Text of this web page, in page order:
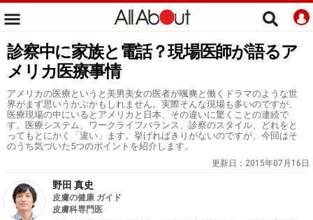
診察中に家族と電話？現場医師が語るア
メリカ医療事情
アメリカの医療というと美男美女の医者が颯爽と働くドラマのような世
界がまず思いうかぶかもしれません。実際そんな現場も多いのですが、
医療現場の中にいるとアメリカと日本、その違いに驚くことの連続で
す。医療システム、ワークライフバランス、診察のスタイル、どれをと
ってもとにかく「違い」ます。挙げればきりがないのですが、今回はそ
のうち気づいた5つのポイントを紹介します。
更新日： 2015年07月16日
野田 真史
皮膚の健康 ガイド
皮膚科専門医